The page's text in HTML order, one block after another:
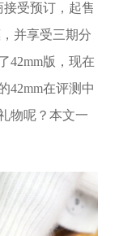
接受预订，起售
并享受三期分
42mm版，现在
42mm在评测中
物呢？本文一